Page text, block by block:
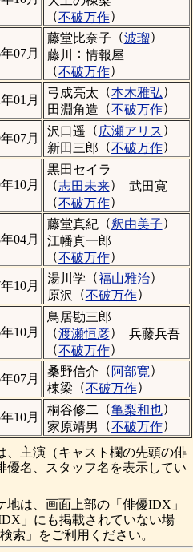
（不破万作）
07月
藤堂比奈子 （波瑠）
藤川
： 情報屋
（不破万作）
01月
弓成亮太 （本木雅弘）
田淵角造 （不破万作）
07月
沢口遥 （ 広瀬アリス ）
新田三郎 （不破万作）
10月
黒田セイラ
（志田未来）
武田寛
（不破万作）
04月
藤堂真紀 （釈由美子）
江幡真一郎
（不破万作）
10月
湯川学 （福山雅治）
原沢 （不破万作）
10月
鳥居勘三郎
（渡瀬恒彦）
兵藤兵吾
（不破万作）
07月
桑野信介 （ 阿部寛）
棟梁 （不破万作）
10月
桐谷修二 （亀梨和也）
家原靖男 （不破万作）
主演（キャスト欄の先頭の俳
優名、スタッフ名を表示してい
は、画面上部の「俳優IDX」
」にも掲載されていない場
索」をご利用ください。